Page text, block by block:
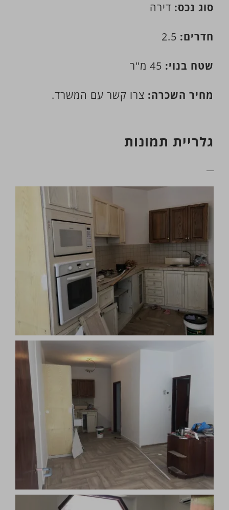
סוג נכס: דירה
חדרים:
שטח בנוי: 45 מ"ר
מחיר השכרה: צרו קשר עם המשרד.
גלריית תמונות